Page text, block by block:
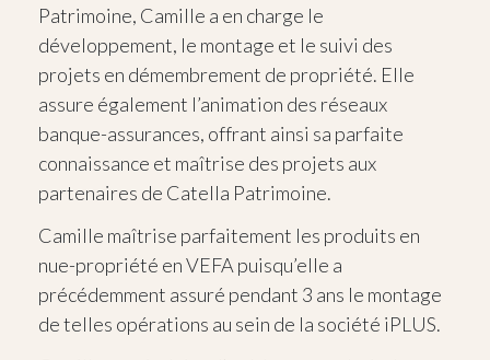
Patrimoine, Camille a en charge le
développement, le montage et le suivi des
projets en démembrement de propriété. Elle
assure également l’animation des réseaux
banque-assurances, offrant ainsi sa parfaite
connaissance et maîtrise des projets aux
partenaires de Catella Patrimoine.
Camille maîtrise parfaitement les produits en
nue-propriété en VEFA puisqu’elle a
précédemment assuré pendant 3 ans le montage
de telles opérations au sein de la société iPLUS.